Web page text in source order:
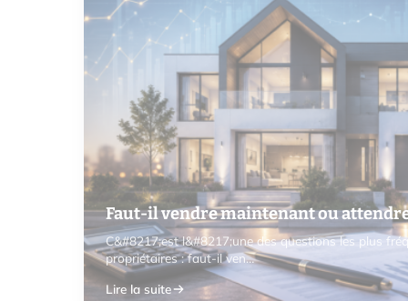
Faut-il vendre maintenant ou
C&#8217;est l&#8217;une des questions les plus
propriétaires : faut-il ven…
Lire la suite